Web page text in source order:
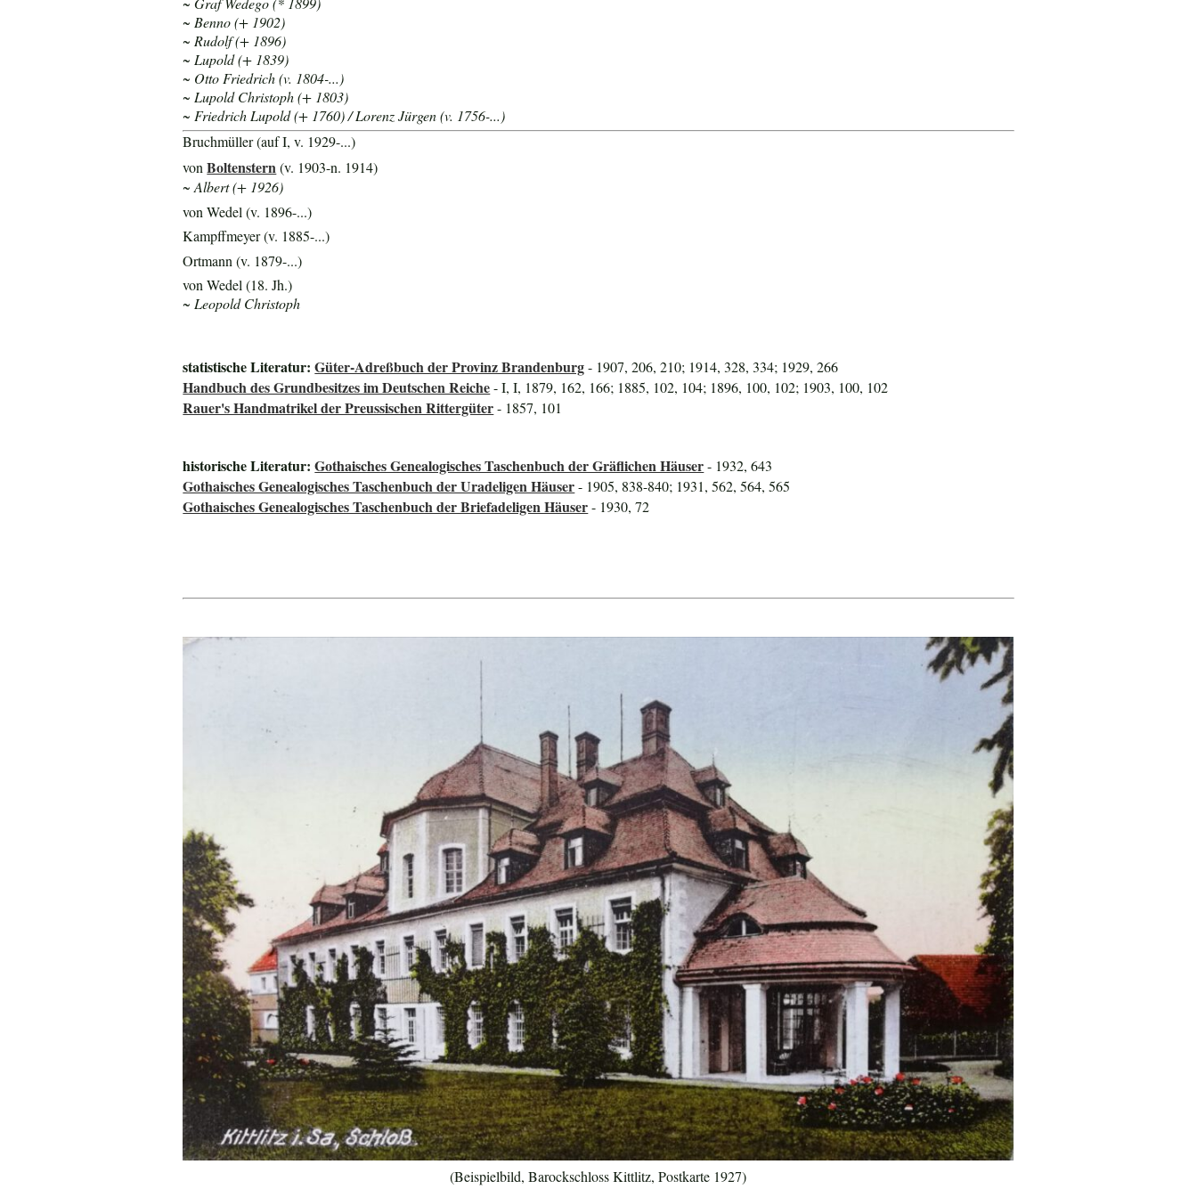
~ Benno (+ 1902)
~ Rudolf (+ 1896)
~ Lupold (+ 1839)
~ Otto Friedrich (v. 1804-...)
~ Lupold Christoph (+ 1803)
~ Friedrich Lupold (+ 1760) / Lorenz Jürgen (v. 1756-...)
Bruchmüller (auf I, v. 1929-...)
vonBoltenstern(v. 1903-n. 1914)
~ Albert (+ 1926)
von Wedel (v. 1896-...)
Kampffmeyer (v. 1885-...)
Ortmann (v. 1879-...)
von Wedel (18. Jh.)
~ Leopold Christoph
statistische Literatur:Güter-Adreßbuch der Provinz Brandenburg- 1907, 206, 210; 1914, 328, 334; 1929, 266
Handbuch des Grundbesitzes im Deutschen Reiche- I, I, 1879, 162, 166; 1885, 102, 104; 1896, 100, 102; 1903, 100, 102
Rauer's Handmatrikel der Preussischen Rittergüter- 1857, 101
historische Literatur:Gothaisches Genealogisches Taschenbuch der Gräflichen Häuser- 1932, 643
Gothaisches Genealogisches Taschenbuch der Uradeligen Häuser- 1905, 838-840; 1931, 562, 564, 565
Gothaisches Genealogisches Taschenbuch der Briefadeligen Häuser- 1930, 72
(Beispielbild, Barockschloss Kittlitz, Postkarte 1927)